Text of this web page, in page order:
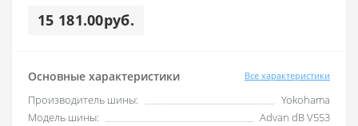
15 181.00руб.
Основные характеристики Все характеристики
Производитель шины:
Yokohama
Модель шины:
Advan dB V553